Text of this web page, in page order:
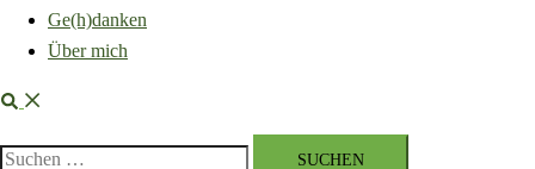
Ge(h)danken
Über mich
Suche
Suchen